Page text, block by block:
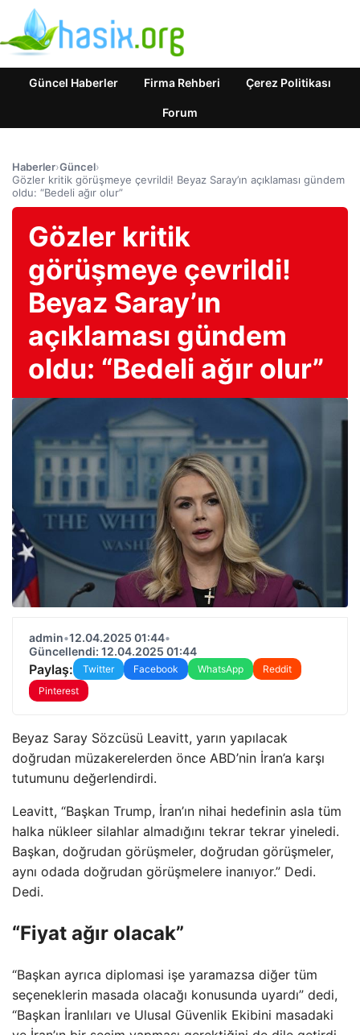
Güncel Haberler Firma Rehberi Çerez Politikası
Forum
Haberler›Güncel›
Gözler kritik görüşmeye çevrildi! Beyaz Saray’ın açıklaması gündem
oldu: “Bedeli ağır olur”
Gözler kritik
görüşmeye çevrildi!
Beyaz Saray’ın
açıklaması gündem
oldu: “Bedeli ağır olur”
admin•12.04.2025 01:44•
Güncellendi: 12.04.2025 01:44
Paylaş: Twitter Facebook WhatsApp
Reddit
Pinterest
Beyaz Saray Sözcüsü Leavitt, yarın yapılacak
doğrudan müzakerelerden önce ABD’nin İran’a karşı
tutumunu değerlendirdi.
Leavitt, “Başkan Trump, İran’ın nihai hedefinin asla tüm
halka nükleer silahlar almadığını tekrar tekrar yineledi.
Başkan, doğrudan görüşmeler, doğrudan görüşmeler,
aynı odada doğrudan görüşmelere inanıyor.” Dedi.
Dedi.
“Fiyat ağır olacak”
“Başkan ayrıca diplomasi işe yaramazsa diğer tüm
seçeneklerin masada olacağı konusunda uyardı” dedi,
“Başkan İranlıları ve Ulusal Güvenlik Ekibini masadaki